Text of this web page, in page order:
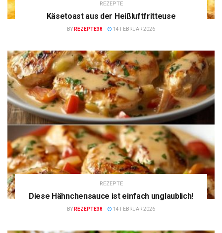
REZEPTE
Käsetoast aus der Heißluftfritteuse
BY REZEPTE38 14 FEBRUAR 2026
REZEPTE
Diese Hähnchensauce ist einfach unglaublich!
BY REZEPTE38 14 FEBRUAR 2026